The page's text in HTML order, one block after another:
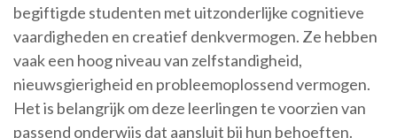
begiftigde studenten met uitzonderlijke cognitieve
vaardigheden en creatief denkvermogen. Ze hebben
vaak een hoog niveau van zelfstandigheid,
nieuwsgierigheid en probleemoplossend vermogen.
Het is belangrijk om deze leerlingen te voorzien van
passend onderwijs dat aansluit bij hun behoeften.